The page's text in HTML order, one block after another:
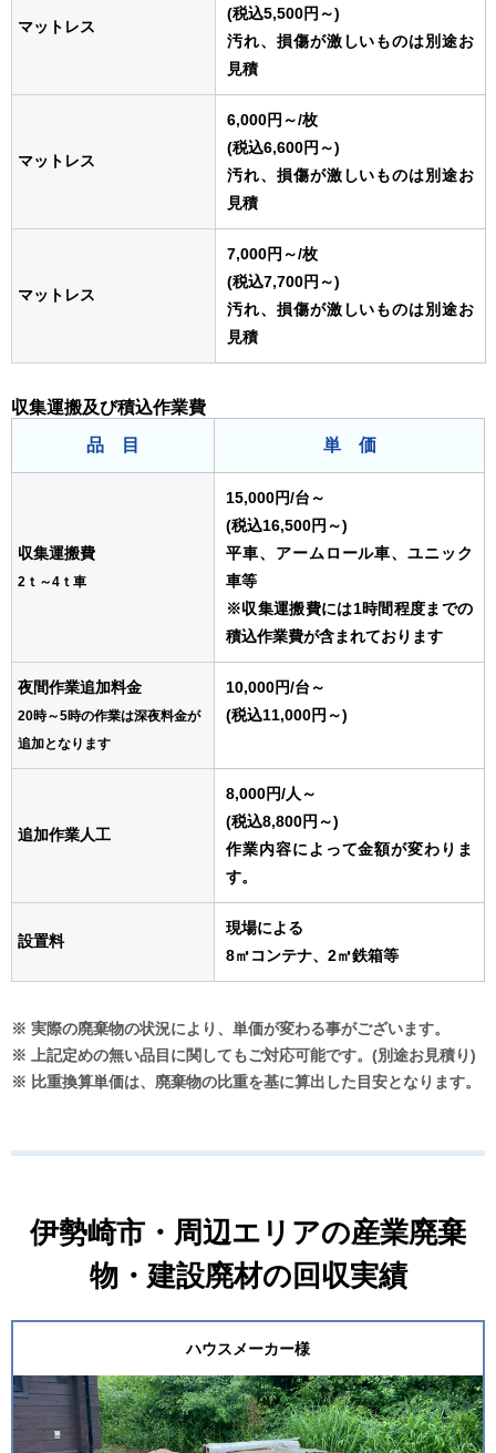
マットレス
(税込5,500円～)
汚れ、損傷が激しいものは別途お
見積
マットレス
6,000円～/枚
(税込6,600円～)
汚れ、損傷が激しいものは別途お
見積
マットレス
7,000円～/枚
(税込7,700円～)
汚れ、損傷が激しいものは別途お
見積
収集運搬及び積込作業費
品 目
単 価
収集運搬費
2ｔ～4ｔ車
15,000円/台 ～
(税込16,500円～)
平車、アームロール車、ユニック
車等
※収集運搬費には1時間程度までの
積込作業費が含まれております
夜間作業追加料金
20時～5時の作業は深夜料金が
追加となります
10,000円/台 ～
(税込11,000円～)
追加作業人工
8,000円/人 ～
(税込8,800円～)
作業内容によって金額が変わりま
す。
設置料
現場による
8㎥コンテナ、2㎥鉄箱等
※ 実際の廃棄物の状況により、単価が変わる事がございます。
※ 上記定めの無い品目に関してもご対応可能です。(別途お見積り)
※ 比重換算単価は、廃棄物の比重を基に算出した目安となります。
伊勢崎市・周辺エリアの産業廃棄
物・建設廃材の回収実績
ハウスメーカー様